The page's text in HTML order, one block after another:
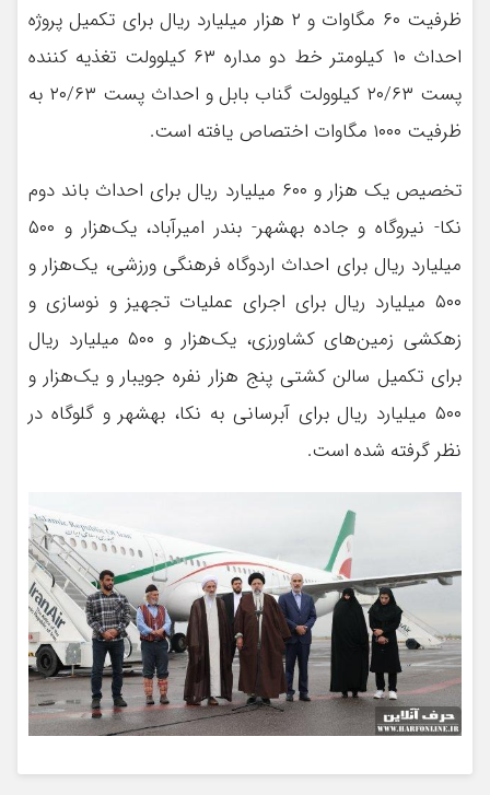
ظرفیت ۶۰ مگاوات و ۲ هزار میلیارد ریال برای تکمیل پروژه
احداث ۱۰ کیلومتر خط دو مداره ۶۳ کیلوولت تغذیه کننده
پست ۲۰/۶۳ کیلوولت گناب بابل و احداث پست ۲۰/۶۳ به
ظرفیت ۱۰۰۰ مگاوات اختصاص یافته است.
تخصیص یک هزار و ۶۰۰ میلیارد ریال برای احداث باند دوم
نکا- نیروگاه و جاده بهشهر- بندر امیرآباد، یک‌هزار و ۵۰۰
میلیارد ریال برای احداث اردوگاه فرهنگی ورزشی، یک‌هزار و
۵۰۰ میلیارد ریال برای اجرای عملیات تجهیز و نوسازی و
زهکشی زمین‌های کشاورزی،‌ یک‌هزار و ۵۰۰ میلیارد ریال
برای تکمیل سالن کشتی پنج هزار نفره جویبار و یک‌هزار و
۵۰۰ میلیارد ریال برای آبرسانی به نکا، بهشهر و گلوگاه در
نظر گرفته شده است.